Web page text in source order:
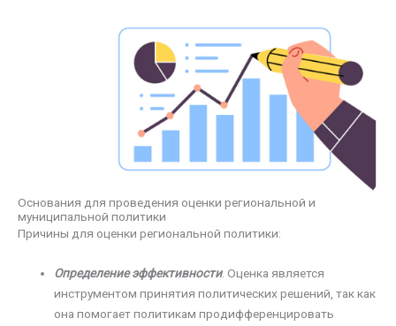
Основания для проведения оценки региональной и
муниципальной политики
Причины для оценки региональной политики:
Определение эффективности. Оценка является
инструментом принятия политических решений, так как
она помогает политикам продифференцировать